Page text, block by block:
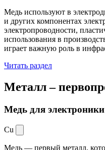
Медь используют в
и других компонентах
электропроводности,
использования в
играет важную роль в
Читать раздел
Металл –
Медь для электроники
Cu
Медь — первый металл,